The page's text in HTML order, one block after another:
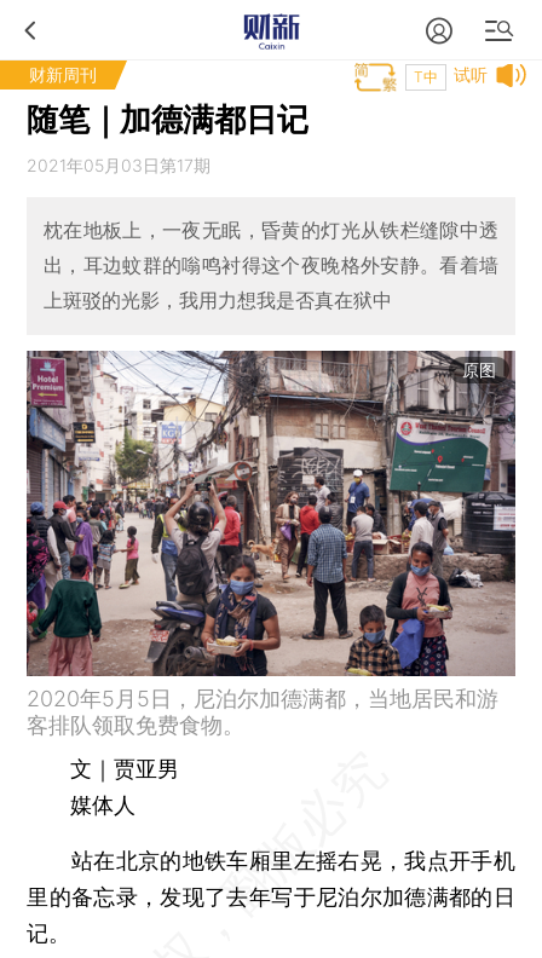
财新周刊 试听
T中
随笔｜加德满都日记
2021年05月03日第17期
枕在地板上，一夜无眠，昏黄的灯光从铁栏缝隙中透
出，耳边蚊群的嗡鸣衬得这个夜晚格外安静。看着墙
上斑驳的光影，我用力想我是否真在狱中
原图
2020年5月5日，尼泊尔加德满都，当地居民和游
客排队领取免费食物。
文｜贾亚男
媒体人
站在北京的地铁车厢里左摇右晃，我点开手机
里的备忘录，发现了去年写于尼泊尔加德满都的日
记。